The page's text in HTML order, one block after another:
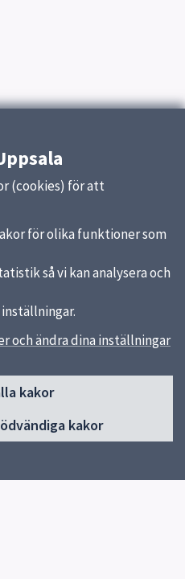
(cookies) för att
för olika funktioner som
så vi kan analysera och
och ändra dina inställningar
kakor
kakor